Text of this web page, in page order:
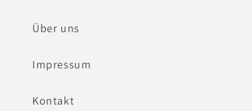
Über uns
Impressum
Kontakt